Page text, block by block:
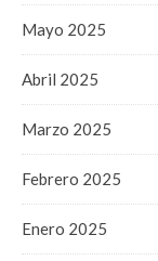
Mayo 2025
Abril 2025
Marzo 2025
Febrero 2025
Enero 2025